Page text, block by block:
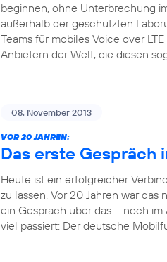
beginnen, ohne Unterbrechung
außerhalb der geschützten
Teams für mobiles Voice over
Anbietern der Welt, die diesen
08. November 2013
VOR 20 JAHREN:
Das erste Gespräch
Heute ist ein erfolgreicher
zu lassen. Vor 20 Jahren war das
ein Gespräch über das – noch
viel passiert: Der deutsche